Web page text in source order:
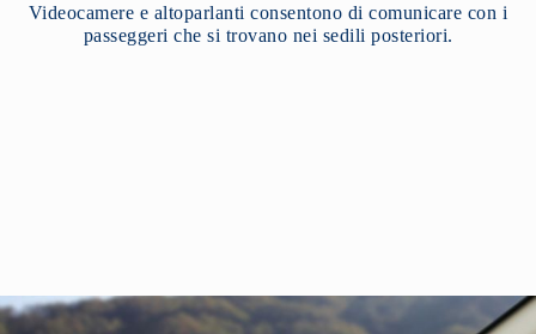
Videocamere e altoparlanti consentono di comunicare con i
passeggeri che si trovano nei sedili posteriori.